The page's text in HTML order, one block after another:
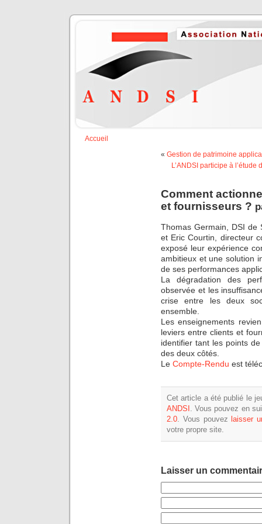
Accueil
« Gestion de patrimoine
L’ANDSI participe à
Comment
et fournisseurs ?
Thomas Germain, DSI de
et Eric Courtin, directeur
exposé leur expérience
ambitieux et une solution
de ses performances
La dégradation des
observée et les
crise entre les deux
ensemble.
Les enseignements
leviers entre clients et
identifier tant les points
des deux côtés.
Le Compte-Rendu est
Cet article a été publié le
ANDSI . Vous pouvez en
2.0 . Vous pouvezlaisser
votre propre site.
Laisser un